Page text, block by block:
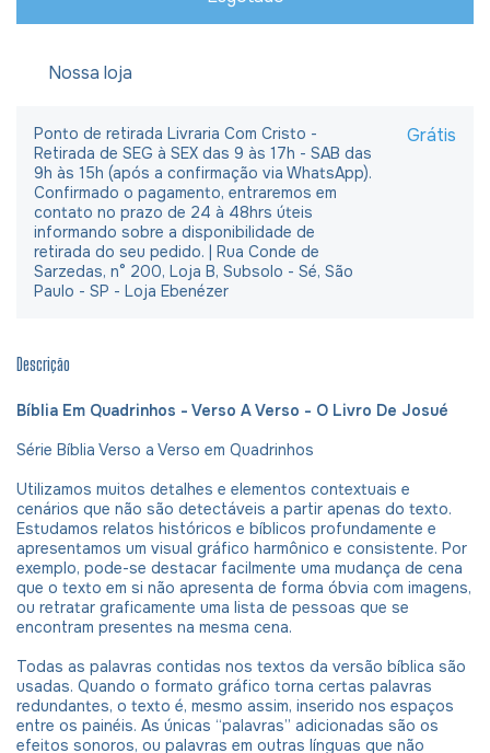
Nossa loja
Ponto de retirada Livraria Com Cristo -
Retirada de SEG à SEX das 9 às 17h - SAB das
9h às 15h (após a confirmação via WhatsApp).
Confirmado o pagamento, entraremos em
contato no prazo de 24 à 48hrs úteis
informando sobre a disponibilidade de
retirada do seu pedido. | Rua Conde de
Sarzedas, n° 200, Loja B, Subsolo - Sé, São
Paulo - SP - Loja Ebenézer
Grátis
Descrição
Bíblia Em Quadrinhos - Verso A Verso - O Livro De Josué
Série Bíblia Verso a Verso em Quadrinhos
Utilizamos muitos detalhes e elementos contextuais e
cenários que não são detectáveis a partir apenas do texto.
Estudamos relatos históricos e bíblicos profundamente e
apresentamos um visual gráfico harmônico e consistente. Por
exemplo, pode-se destacar facilmente uma mudança de cena
que o texto em si não apresenta de forma óbvia com imagens,
ou retratar graficamente uma lista de pessoas que se
encontram presentes na mesma cena.
Todas as palavras contidas nos textos da versão bíblica são
usadas. Quando o formato gráfico torna certas palavras
redundantes, o texto é, mesmo assim, inserido nos espaços
entre os painéis. As únicas “palavras” adicionadas são os
efeitos sonoros, ou palavras em outras línguas que não